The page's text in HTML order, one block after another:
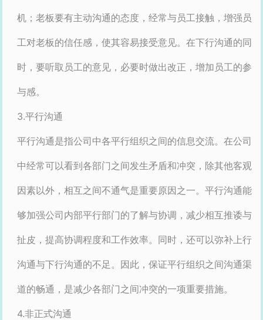
机；老板要有主动沟通的态度，经常与员工接触，增强员
工对老板的信任感，使其容易接受意见。在下行沟通的同
时，要听取员工的意见，必要时做出改正，增加员工的参
与感。
3.平行沟通
平行沟通是指公司中各平行组织之间的信息交流。在公司
中经常可以看到各部门之间发生矛盾和冲突，除其他客观
因素以外，相互之间不通气是重要原因之一。平行沟通能
够加强公司内部平行部门的了解与协调，减少相互推诿与
扯皮，提高协调程度和工作效率。同时，还可以弥补上行
沟通与下行沟通的不足。因此，保证平行组织之间沟通渠
道的畅通，是减少各部门之间冲突的一项重要措施。
4.非正式沟通